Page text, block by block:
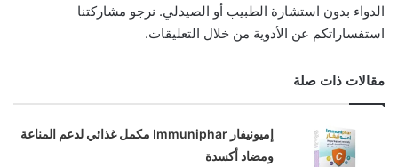
الدواء بدون استشارة الطبيب أو الصيدلي. نرجو مشاركتنا
استفساراتكم عن الأدوية من خلال التعليقات.
مقالات ذات صلة
إميونيفار Immuniphar مكمل غذائي لدعم المناعة
ومضاد أكسدة